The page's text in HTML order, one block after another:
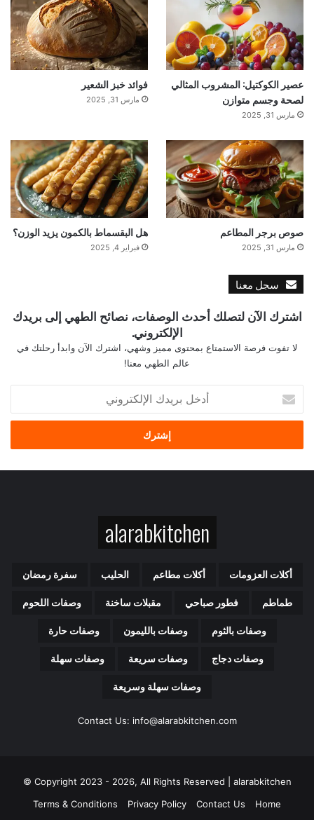
عصير الكوكتيل: المشروب المثالي
لصحة وجسم متوازن
مارس 31, 2025
فوائد خبز الشعير
مارس 31, 2025
صوص برجر المطاعم
مارس 31, 2025
هل البقسماط بالكمون يزيد الوزن؟
فبراير 4, 2025
سجل معنا
اشترك الآن لتصلك أحدث الوصفات، نصائح الطهي إلى بريدك
الإلكتروني.
لا تفوت فرصة الاستمتاع بمحتوى مميز وشهي، اشترك الآن وابدأ رحلتك في
عالم الطهي معنا!
خ
ب
alarabkitchen
أكلات العزومات أكلات مطاعم الحليب سفرة رمضان
طماطم فطور صباحي مقبلات ساخنة وصفات اللحوم
وصفات بالثوم وصفات بالليمون وصفات حارة
وصفات دجاج وصفات سريعة وصفات سهلة
وصفات سهلة وسريعة
Contact Us: info@alarabkitchen.com
Copyright 2023 - 2026, All Rights Reserved | alarabkitchen ©
Home
Contact Us
Privacy Policy
Terms & Conditions